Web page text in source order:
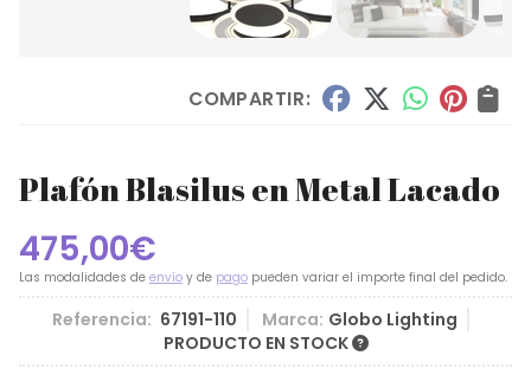
COMPARTIR:
Plafón Blasilus en Metal Lacado
475,00€
Las modalidades de envío y de pago pueden variar el importe final del pedido.
Referencia: 67191-110 Marca: Globo Lighting
PRODUCTO EN STOCK